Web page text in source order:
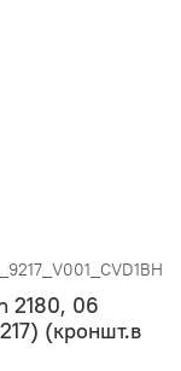
2180, 06
(кроншт.в